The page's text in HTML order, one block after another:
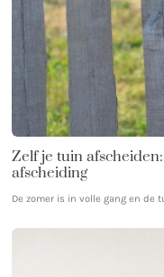
Zelf je tuin
afscheiding
De zomer is in volle gang en de